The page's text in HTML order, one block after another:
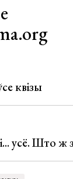
квізы
усё. Што ж